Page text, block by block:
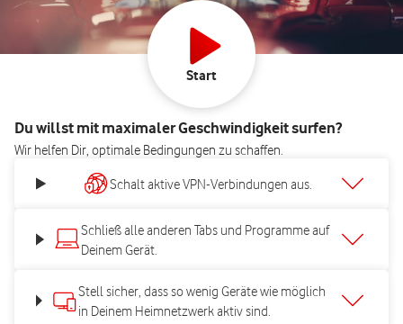
Start
Du willst mit maximaler Geschwindigkeit surfen?
Wir helfen Dir, optimale Bedingungen zu schaffen.
Schalt aktive VPN-Verbindungen aus.
Schließ alle anderen Tabs und Programme auf
Deinem Gerät.
Stell sicher, dass so wenig Geräte wie möglich
in Deinem Heimnetzwerk aktiv sind.